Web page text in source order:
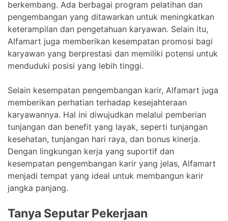
berkembang. Ada berbagai program pelatihan dan
pengembangan yang ditawarkan untuk meningkatkan
keterampilan dan pengetahuan karyawan. Selain itu,
Alfamart juga memberikan kesempatan promosi bagi
karyawan yang berprestasi dan memiliki potensi untuk
menduduki posisi yang lebih tinggi.
Selain kesempatan pengembangan karir, Alfamart juga
memberikan perhatian terhadap kesejahteraan
karyawannya. Hal ini diwujudkan melalui pemberian
tunjangan dan benefit yang layak, seperti tunjangan
kesehatan, tunjangan hari raya, dan bonus kinerja.
Dengan lingkungan kerja yang suportif dan
kesempatan pengembangan karir yang jelas, Alfamart
menjadi tempat yang ideal untuk membangun karir
jangka panjang.
Tanya Seputar Pekerjaan